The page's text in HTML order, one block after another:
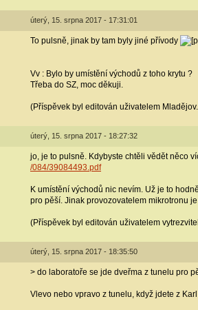
úterý, 15. srpna 2017 - 17:31:01
To pulsně, jinak by tam byly jiné přívody
Vv : Bylo by umístění východů z toho krytu ?
Třeba do SZ, moc děkuji.
(Příspěvek byl editován uživatelem
úterý, 15. srpna 2017 - 18:27:32
jo, je to pulsně. Kdybyste chtěli vědět něco
/084/39084493.pdf
K umístění východů nic nevím. Už je to
pro pěší. Jinak provozovatelem mikrotronu
(Příspěvek byl editován uživatelem
úterý, 15. srpna 2017 - 18:35:50
> do laboratoře se jde dveřma z tunelu pro
Vlevo nebo vpravo z tunelu, když jdete z